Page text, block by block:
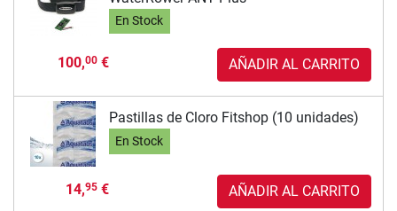
En Stock
100,00€ AÑADIR AL CARRITO
Pastillas de Cloro Fitshop (10 unidades)
En Stock
14,95€ AÑADIR AL CARRITO